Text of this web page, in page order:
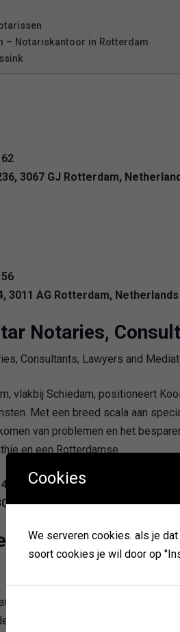
– Notariskantoor in Rotterdam
3067 GJ Rotterdam,
3011 AG Rotterdam, Netherlands
Notaries,
vlakbij Schiedam, positioneert
Met een breed scala aan
van problemen en het
en een Rotterdamse
BA Rotterdam, Netherlands
Firm, worden organisaties en
75 advocaten en notarissen. Dit
Cookies
We serveren cookies. als je
soort cookies je wil door op